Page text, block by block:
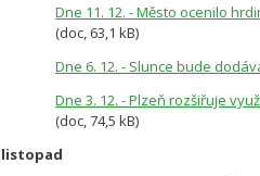
Dne 11. 12. - Město ocenilo
(doc, 63,1 kB)
Dne 6. 12. - Slunce bude
Dne 3. 12. - Plzeň rozšiřuje
(doc, 74,5 kB)
listopad